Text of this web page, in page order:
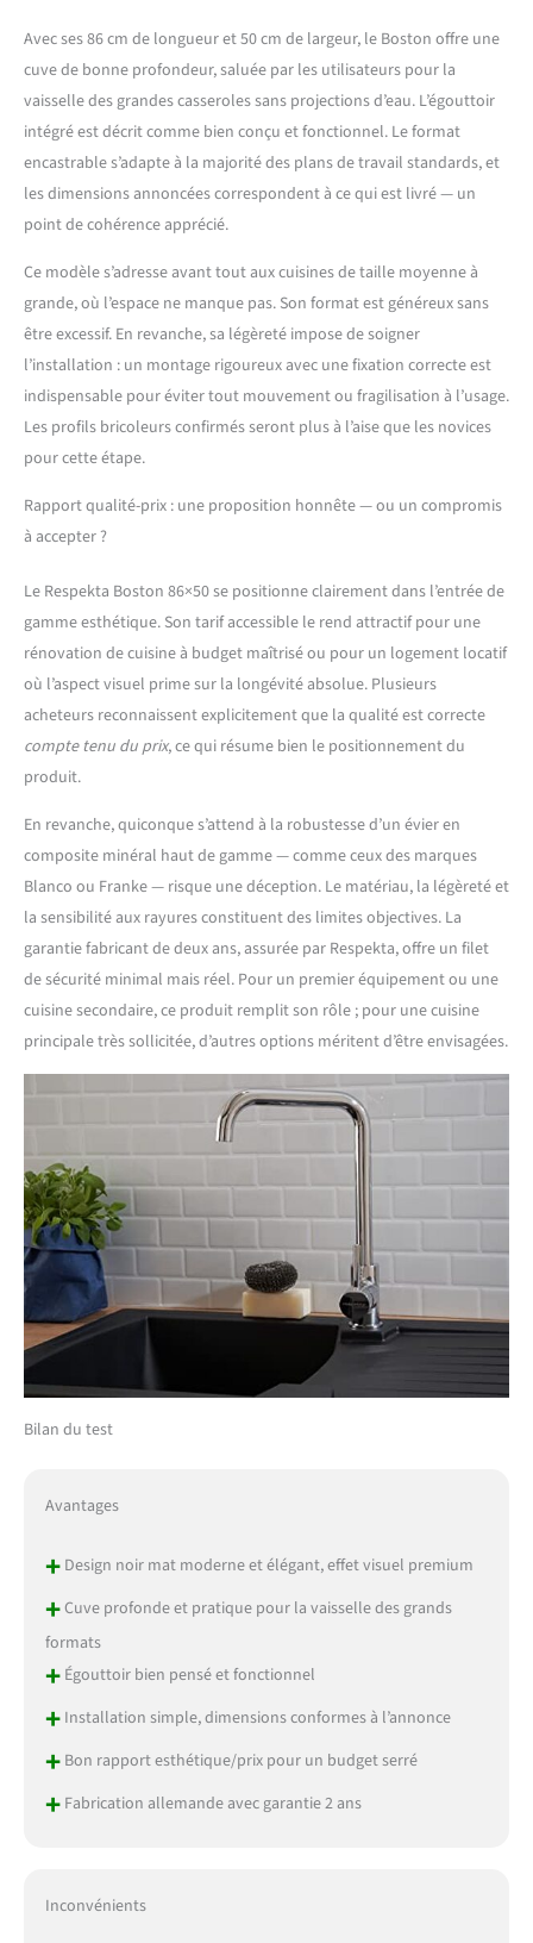
Avec ses 86 cm de longueur et 50 cm de largeur, le Boston offre une
cuve de bonne profondeur, saluée par les utilisateurs pour la
vaisselle des grandes casseroles sans projections d’eau. L’égouttoir
intégré est décrit comme bien conçu et fonctionnel. Le format
encastrable s’adapte à la majorité des plans de travail standards, et
les dimensions annoncées correspondent à ce qui est livré — un
point de cohérence apprécié.
Ce modèle s’adresse avant tout aux cuisines de taille moyenne à
grande, où l’espace ne manque pas. Son format est généreux sans
être excessif. En revanche, sa légèreté impose de soigner
l’installation : un montage rigoureux avec une fixation correcte est
indispensable pour éviter tout mouvement ou fragilisation à l’usage.
Les profils bricoleurs confirmés seront plus à l’aise que les novices
pour cette étape.
Rapport qualité-prix : une proposition honnête — ou un compromis
à accepter ?
Le Respekta Boston 86×50 se positionne clairement dans l’entrée de
gamme esthétique. Son tarif accessible le rend attractif pour une
rénovation de cuisine à budget maîtrisé ou pour un logement locatif
où l’aspect visuel prime sur la longévité absolue. Plusieurs
acheteurs reconnaissent explicitement que la qualité est correcte
compte tenu du prix, ce qui résume bien le positionnement du
produit.
En revanche, quiconque s’attend à la robustesse d’un évier en
composite minéral haut de gamme — comme ceux des marques
Blanco ou Franke — risque une déception. Le matériau, la légèreté et
la sensibilité aux rayures constituent des limites objectives. La
garantie fabricant de deux ans, assurée par Respekta, offre un filet
de sécurité minimal mais réel. Pour un premier équipement ou une
cuisine secondaire, ce produit remplit son rôle ; pour une cuisine
principale très sollicitée, d’autres options méritent d’être envisagées.
Bilan du test
Avantages
+Design noir mat moderne et élégant, effet visuel premium
+Cuve profonde et pratique pour la vaisselle des grands
formats
+Égouttoir bien pensé et fonctionnel
+Installation simple, dimensions conformes à l’annonce
+Bon rapport esthétique/prix pour un budget serré
+Fabrication allemande avec garantie 2 ans
Inconvénients